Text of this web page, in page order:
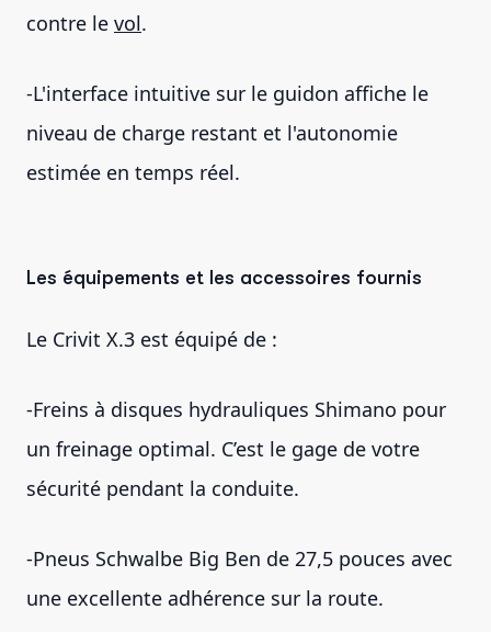
contre le vol.
-L'interface intuitive sur le guidon affiche le
niveau de charge restant et l'autonomie
estimée en temps réel.
Les équipements et les accessoires fournis
Le Crivit X.3 est équipé de :
-Freins à disques hydrauliques Shimano pour
un freinage optimal. C’est le gage de votre
sécurité pendant la conduite.
-Pneus Schwalbe Big Ben de 27,5 pouces avec
une excellente adhérence sur la route.